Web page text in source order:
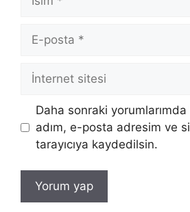
posta
İnternet
sitesi
Daha sonraki yorumlarımda
adım, e-posta adresim ve
tarayıcıya kaydedilsin.